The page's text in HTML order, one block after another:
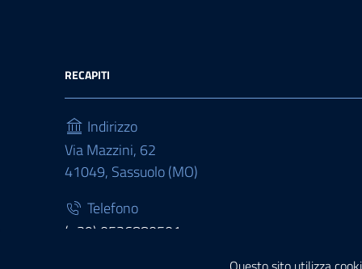
RECAPITI
Indirizzo
Via Mazzini, 62
41049, Sassuolo (MO)
Telefono
(+39) 0536880501